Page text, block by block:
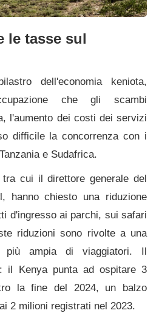
le tasse sul
dell'economia keniota,
che gli scambi
l'aumento dei costi dei servizi
difficile la concorrenza con i
e Sudafrica.
cui il direttore generale del
hanno chiesto una riduzione
d'ingresso ai parchi, sui safari
riduzioni sono rivolte a una
più ampia di viaggiatori. Il
il Kenya punta ad ospitare 3
la fine del 2024, un balzo
2 milioni registrati nel 2023.